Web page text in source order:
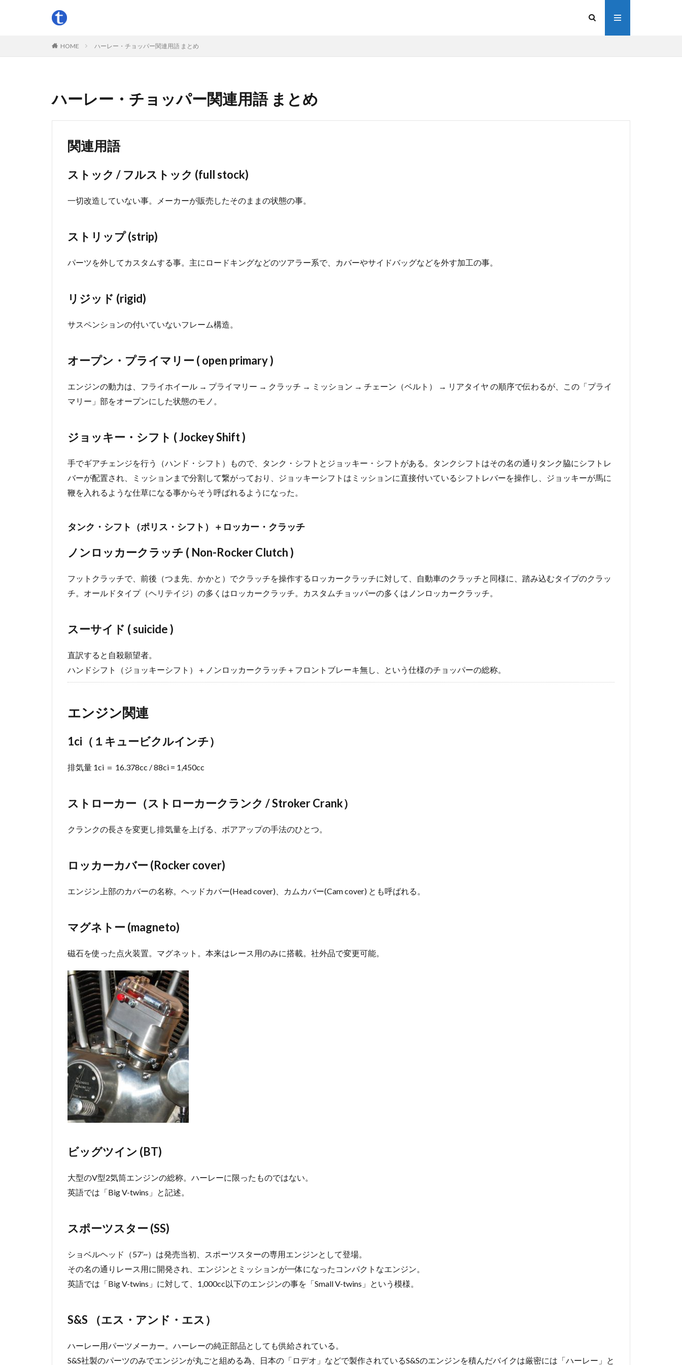
HOME ハーレー・チョッパー関連用語 まとめ
ハーレー・チョッパー関連用語 まとめ
関連用語
ストック / フルストック (full stock)
一切改造していない事。メーカーが販売したそのままの状態の事。
ストリップ (strip)
パーツを外してカスタムする事。主にロードキングなどのツアラー系で、カバーやサイドバッグなどを外す加工の事。
リジッド (rigid)
サスペンションの付いていないフレーム構造。
オープン・プライマリー ( open primary )
エンジンの動力は、フライホイール → プライマリー → クラッチ → ミッション → チェーン（ベルト） → リアタイヤ の順序で伝わるが、この「プライ
マリー」部をオープンにした状態のモノ。
ジョッキー・シフト ( Jockey Shift )
手でギアチェンジを行う（ハンド・シフト）もので、タンク・シフトとジョッキー・シフトがある。タンクシフトはその名の通りタンク脇にシフトレ
バーが配置され、ミッションまで分割して繋がっており、ジョッキーシフトはミッションに直接付いているシフトレバーを操作し、ジョッキーが馬に
鞭を入れるような仕草になる事からそう呼ばれるようになった。
タンク・シフト（ポリス・シフト）＋ロッカー・クラッチ
ノンロッカークラッチ ( Non-Rocker Clutch )
フットクラッチで、前後（つま先、かかと）でクラッチを操作するロッカークラッチに対して、自動車のクラッチと同様に、踏み込むタイプのクラッ
チ。オールドタイプ（ヘリテイジ）の多くはロッカークラッチ。カスタムチョッパーの多くはノンロッカークラッチ。
スーサイド ( suicide )
直訳すると自殺願望者。
ハンドシフト（ジョッキーシフト）＋ノンロッカークラッチ＋フロントブレーキ無し、という仕様のチョッパーの総称。
エンジン関連
1ci（１キュービクルインチ）
排気量 1ci ＝ 16.378cc / 88ci = 1,450cc
ストローカー（ストローカークランク / Stroker Crank）
クランクの長さを変更し排気量を上げる、ボアアップの手法のひとつ。
ロッカーカバー (Rocker cover)
エンジン上部のカバーの名称。ヘッドカバー(Head cover)、カムカバー(Cam cover) とも呼ばれる。
マグネトー (magneto)
磁石を使った点火装置。マグネット。本来はレース用のみに搭載。社外品で変更可能。
ビッグツイン (BT)
大型のV型2気筒エンジンの総称。ハーレーに限ったものではない。
英語では「Big V-twins」と記述。
スポーツスター (SS)
ショベルヘッド（57’~）は発売当初、スポーツスターの専用エンジンとして登場。
その名の通りレース用に開発され、エンジンとミッションが一体になったコンパクトなエンジン。
英語では「Big V-twins」に対して、1,000cc以下のエンジンの事を「Small V-twins」という模様。
S&S （エス・アンド・エス）
ハーレー用パーツメーカー。ハーレーの純正部品としても供給されている。
S&S社製のパーツのみでエンジンが丸ごと組める為、日本の「ロデオ」などで製作されているS&Sのエンジンを積んだバイクは厳密には「ハーレー」と